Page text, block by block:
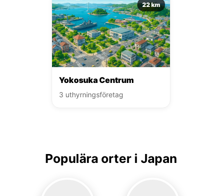
22 km
Yokosuka Centrum
3 uthyrningsföretag
Populära orter i Japan